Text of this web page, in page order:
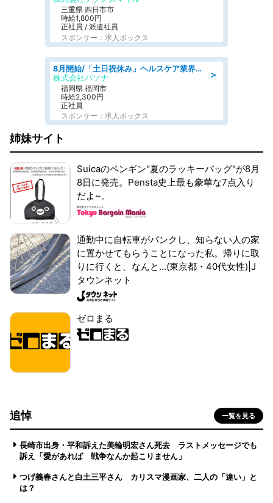
三重県 四日市市
時給1,800円
正社員 / 派遣社員
スポンサー：求人ボックス
＞
8月開始/「土日祝休み」ヘルスケア業界の産業保健師/高時給/未経験OK/要資格:保健師、正看護師
株式会社パソナ
福岡県 福岡市
時給2,300円
正社員
スポンサー：求人ボックス
姉妹サイト
Suicaのペンギン"夏のラッキーバッグ"が8月
8日に発売。Pensta史上最も豪華な7点入り
だよ~。
通勤中に自転車がパンクし、知らない人の家
に置かせてもらうことになった私。帰りに取
りに行くと、なんと...(東京都・40代女性)|J
タウンネット
ゼロまる
追悼 一覧を見る
長崎市出身・平和訴えた美輪明宏さん死去 ラストメッセージでも
訴え「愛があれば 戦争なんか起こりません」
つげ義春さんと白土三平さん カリスマ漫画家、二人の「違い」と
は？